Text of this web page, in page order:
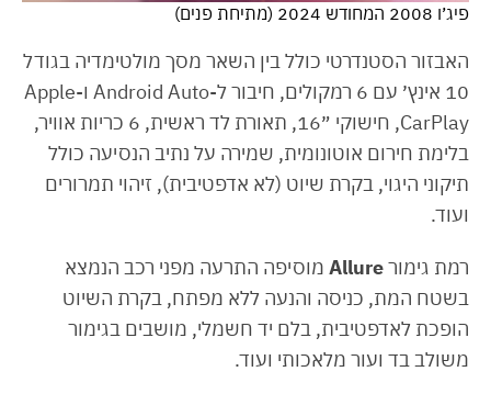
פיג׳ו 2008 המחודש 2024 (מתיחת פנים)
האבזור הסטנדרטי כולל בין השאר מסך מולטימדיה בגודל
10 אינץ׳ עם 6 רמקולים, חיבור ל-Android Auto ו-Apple
CarPlay, חישוקי ״16, תאורת לד ראשית, 6 כריות אוויר,
בלימת חירום אוטונומית, שמירה על נתיב הנסיעה כולל
תיקוני היגוי, בקרת שיוט (לא אדפטיבית), זיהוי תמרורים
ועוד.
רמת גימורAllure מוסיפה התרעה מפני רכב הנמצא
בשטח המת, כניסה והנעה ללא מפתח, בקרת השיוט
הופכת לאדפטיבית, בלם יד חשמלי, מושבים בגימור
משולב בד ועור מלאכותי ועוד.